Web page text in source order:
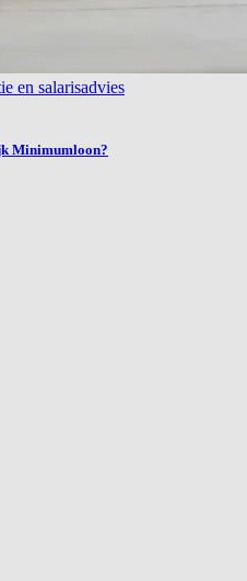
en salarisadvies
Minimumloon?